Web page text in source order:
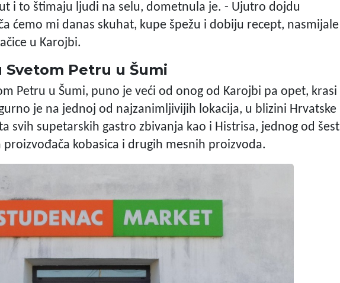
i to štimaju ljudi na selu, dometnula je. - Ujutro dojdu
ćemo mi danas skuhat, kupe špežu i dobiju recept, nasmijale
u Karojbi.
Petru u Šumi
Petru u Šumi, puno je veći od onog od Karojbi pa opet, krasi
je na jednoj od najzanimljivijih lokacija, u blizini Hrvatske
svih supetarskih gastro zbivanja kao i Histrisa, jednog od šest
kobasica i drugih mesnih proizvoda.